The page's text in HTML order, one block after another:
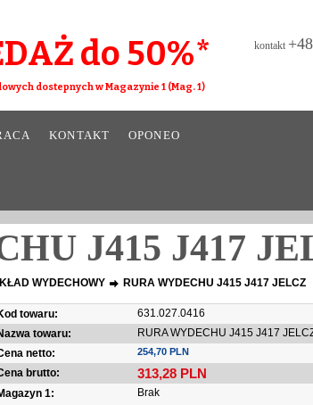
kontakt
do 50%*
dostepnych w Magazynie 1 (Mag. 1)
KONTAKT OPONEO
J415 J417
WYDECHOWY RURA WYDECHU J415 J417 JELCZ
towaru:
631.027.0416
towaru:
RURA WYDECHU J415 J417
netto:
254,70 PLN
brutto: 313,28 PLN
1:
Brak